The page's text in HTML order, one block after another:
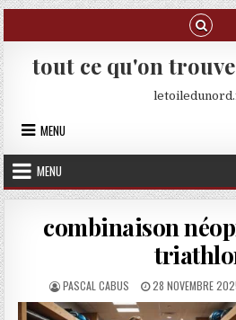
Skip to content
tout ce qu'on
MENU
MENU
combinaison
AUTHOR:
PASCAL CABUS PUBLISHED DATE:
28 NOVEMBRE